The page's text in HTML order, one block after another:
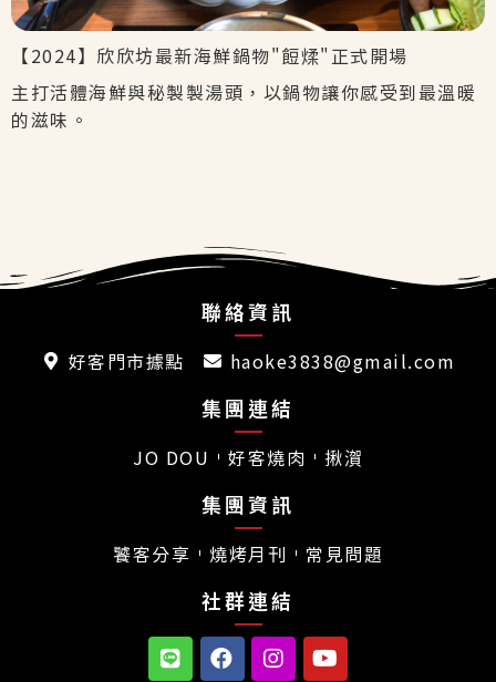
【2024】欣欣坊最新海鮮鍋物"餖煣"正式開場
主打活體海鮮與秘製製湯頭，以鍋物讓你感受到最溫暖
的滋味。
聯絡資訊
好客門市據點 haoke3838@gmail.com
集團連結
JO DOU 好客燒肉 揪㵑
集團資訊
饕客分享 燒烤月刊 常見問題
社群連結